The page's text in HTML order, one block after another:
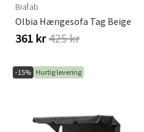
Brafab
Olbia Hængesofa Tag Beige
361 kr425 kr
-15% Hurtig levering